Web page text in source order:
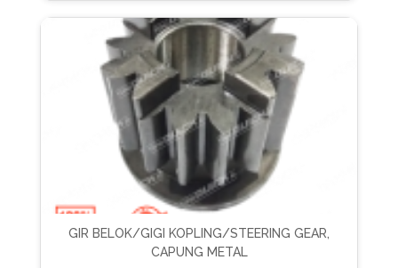
GIR BELOK/GIGI KOPLING/STEERING GEAR,
CAPUNG METAL